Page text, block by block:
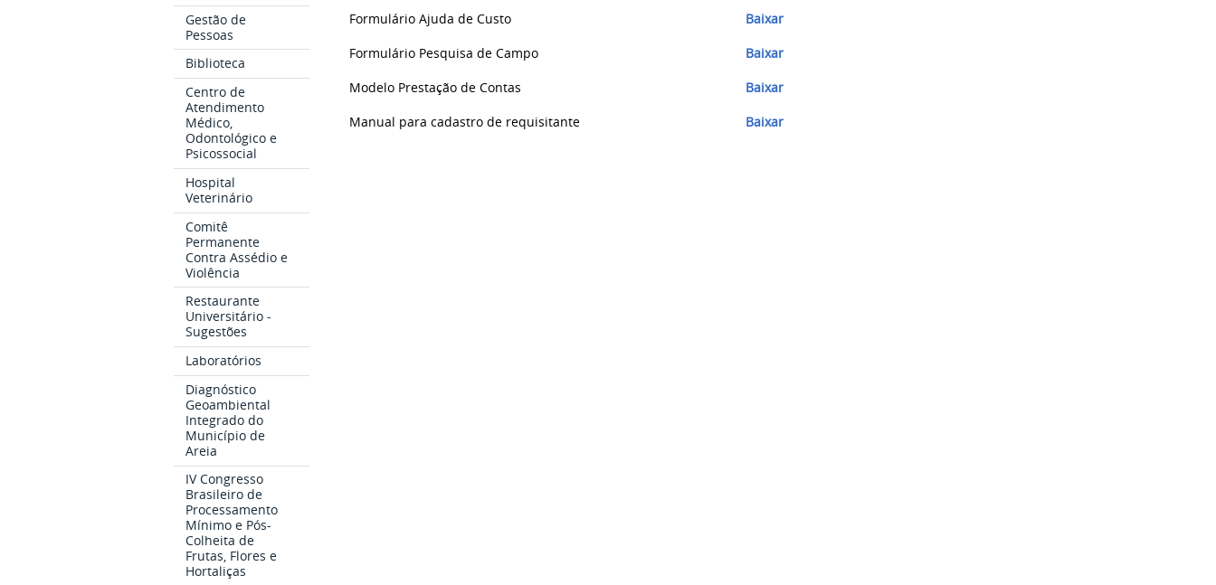
Gestão de
Pessoas
Biblioteca
Centro de
Atendimento
Médico,
Odontológico e
Psicossocial
Hospital
Veterinário
Comitê
Permanente
Contra Assédio e
Violência
Restaurante
Universitário -
Sugestões
Laboratórios
Diagnóstico
Geoambiental
Integrado do
Município de
Areia
IV Congresso
Brasileiro de
Processamento
Mínimo e Pós-
Colheita de
Frutas, Flores e
Hortaliças
Formulário Ajuda de Custo Baixar
Formulário Pesquisa de Campo Baixar
Modelo Prestação de Contas Baixar
Manual para cadastro de requisitante Baixar